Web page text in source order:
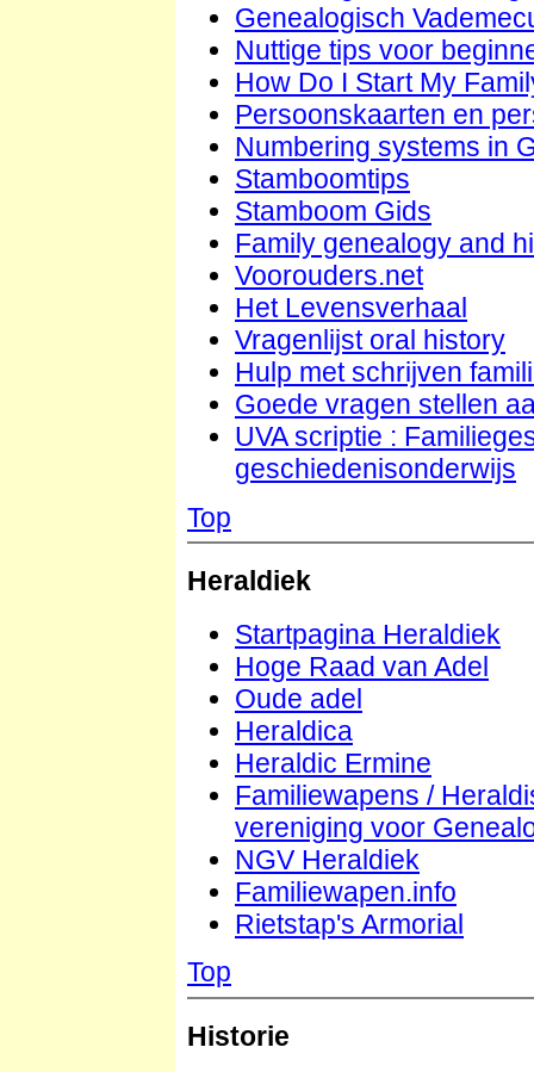
Genealogisch
Nuttige tips voor
How Do I Start My
Persoonskaarten en
Numbering systems in
Stamboomtips
Stamboom Gids
Family genealogy and
Voorouders.net
Het Levensverhaal
Vragenlijst oral history
Hulp met schrijven
Goede vragen stellen
UVA scriptie :
geschiedenisonderwijs
Top
Heraldiek
Startpagina Heraldiek
Hoge Raad van Adel
Oude adel
Heraldica
Heraldic Ermine
Familiewapens /
vereniging voor
NGV Heraldiek
Familiewapen.info
Rietstap's Armorial
Top
Historie